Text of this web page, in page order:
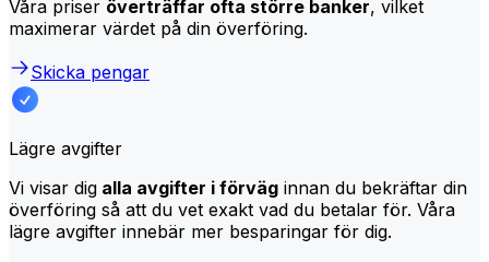
Våra priser överträffar ofta större banker, vilket
maximerar värdet på din överföring.
Skicka pengar
Lägre avgifter
Vi visar dig alla avgifter i förväg innan du bekräftar din
överföring så att du vet exakt vad du betalar för. Våra
lägre avgifter innebär mer besparingar för dig.